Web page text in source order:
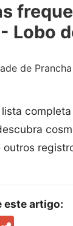
Lobo
de
outros
este artigo: